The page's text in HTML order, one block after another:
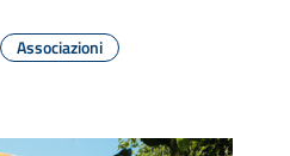
Associazioni